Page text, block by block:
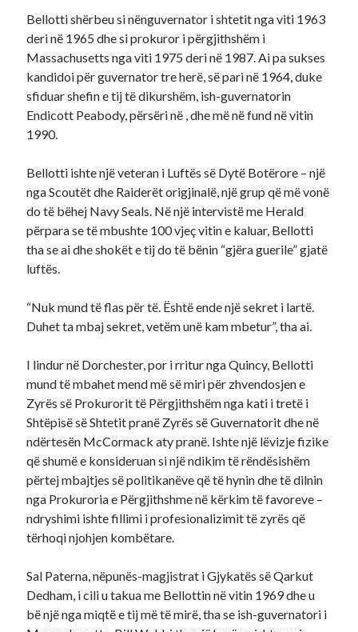
Bellotti shërbeu si nënguvernator i shtetit nga viti 1963
deri në 1965 dhe si prokuror i përgjithshëm i
Massachusetts nga viti 1975 deri në 1987. Ai pa sukses
kandidoi për guvernator tre herë, së pari në 1964, duke
sfiduar shefin e tij të dikurshëm, ish-guvernatorin
Endicott Peabody, përsëri në , dhe më në fund në vitin
1990.
Bellotti ishte një veteran i Luftës së Dytë Botërore – një
nga Scoutët dhe Raiderët origjinalë, një grup që më vonë
do të bëhej Navy Seals. Në një intervistë me Herald
përpara se të mbushte 100 vjeç vitin e kaluar, Bellotti
tha se ai dhe shokët e tij do të bënin “gjëra guerile” gjatë
luftës.
“Nuk mund të flas për të. Është ende një sekret i lartë.
Duhet ta mbaj sekret, vetëm unë kam mbetur”, tha ai.
I lindur në Dorchester, por i rritur nga Quincy, Bellotti
mund të mbahet mend më së miri për zhvendosjen e
Zyrës së Prokurorit të Përgjithshëm nga kati i tretë i
Shtëpisë së Shtetit pranë Zyrës së Guvernatorit dhe në
ndërtesën McCormack aty pranë. Ishte një lëvizje fizike
që shumë e konsideruan si një ndikim të rëndësishëm
përtej mbajtjes së politikanëve që të hynin dhe të dilnin
nga Prokuroria e Përgjithshme në kërkim të favoreve –
ndryshimi ishte fillimi i profesionalizimit të zyrës që
tërhoqi njohjen kombëtare.
Sal Paterna, nëpunës-magjistrat i Gjykatës së Qarkut
Dedham, i cili u takua me Bellottin në vitin 1969 dhe u
bë një nga miqtë e tij më të mirë, tha se ish-guvernatori i